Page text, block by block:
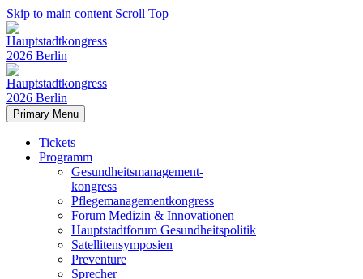
Skip to main content Scroll Top
Primary Menu
Tickets
Programm
Gesundheitsmanagement-
kongress
Pflegemanagementkongress
Forum Medizin & Innovationen
Hauptstadtforum Gesundheitspolitik
Satellitensymposien
Preventure
Sprecher